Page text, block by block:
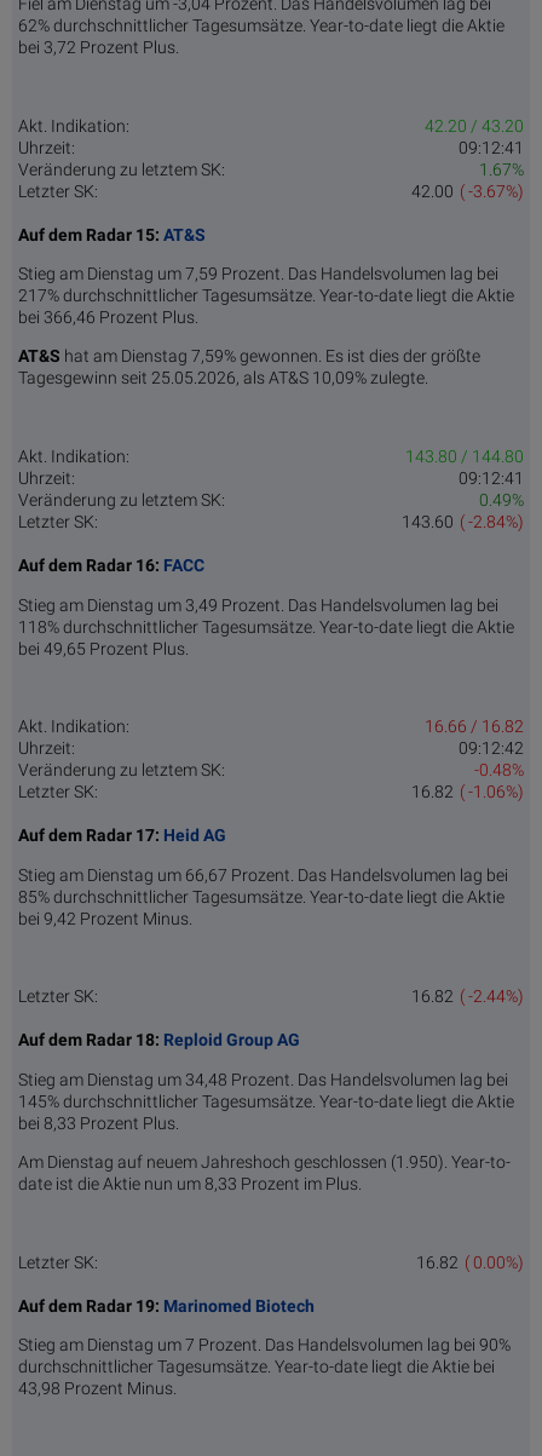
62% durchschnittlicher Tagesumsätze. Year-to-date liegt die Aktie
bei 3,72 Prozent Plus.
Akt. Indikation:
42.20 / 43.20
Uhrzeit:
09:12:41
Veränderung zu letztem SK:
1.67%
Letzter SK:
( -3.67%)
42.00
Auf dem Radar 15: AT&S
Stieg am Dienstag um 7,59 Prozent. Das Handelsvolumen lag bei
217% durchschnittlicher Tagesumsätze. Year-to-date liegt die Aktie
bei 366,46 Prozent Plus.
AT&S hat am Dienstag 7,59% gewonnen. Es ist dies der größte
Tagesgewinn seit 25.05.2026, als AT&S 10,09% zulegte.
Akt. Indikation:
143.80 / 144.80
Uhrzeit:
09:12:41
Veränderung zu letztem SK:
0.49%
Letzter SK:
( -2.84%)
143.60
Auf dem Radar 16: FACC
Stieg am Dienstag um 3,49 Prozent. Das Handelsvolumen lag bei
118% durchschnittlicher Tagesumsätze. Year-to-date liegt die Aktie
bei 49,65 Prozent Plus.
Akt. Indikation:
16.66 / 16.82
Uhrzeit:
09:12:42
Veränderung zu letztem SK:
-0.48%
Letzter SK:
( -1.06%)
16.82
Auf dem Radar 17: Heid AG
Stieg am Dienstag um 66,67 Prozent. Das Handelsvolumen lag bei
85% durchschnittlicher Tagesumsätze. Year-to-date liegt die Aktie
bei 9,42 Prozent Minus.
Letzter SK: ( -2.44%)
16.82
Auf dem Radar 18: Reploid Group AG
Stieg am Dienstag um 34,48 Prozent. Das Handelsvolumen lag bei
145% durchschnittlicher Tagesumsätze. Year-to-date liegt die Aktie
bei 8,33 Prozent Plus.
Am Dienstag auf neuem Jahreshoch geschlossen (1.950). Year-to-
date ist die Aktie nun um 8,33 Prozent im Plus.
Letzter SK: ( 0.00%)
16.82
Auf dem Radar 19: Marinomed Biotech
Stieg am Dienstag um 7 Prozent. Das Handelsvolumen lag bei 90%
durchschnittlicher Tagesumsätze. Year-to-date liegt die Aktie bei
43,98 Prozent Minus.